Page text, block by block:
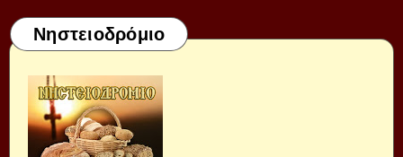
Νηστειοδρόμιο